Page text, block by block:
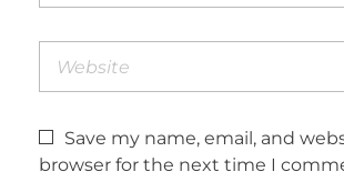
Save my name, email, and
browser for the next time I